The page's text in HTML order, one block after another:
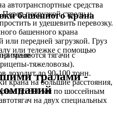
автотранспортные средства
погрузкой стрелу и
и удешевить перевозку.
башенного крана
передней загрузкой. Груз
или тележке с помощью
башенного крана
тягачи с
тяжеловозы).
доходит до 90-100 тонн.
крана на большие расстояния,
до 800 км по шоссейным
на двух специальных
тралами -